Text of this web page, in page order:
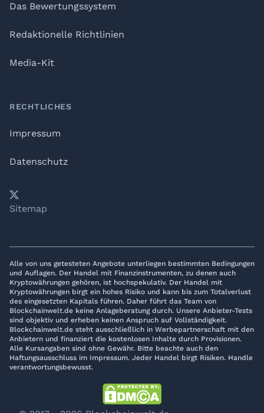
Das Bewertungssystem
Redaktionelle Richtlinien
Media-Kit
RECHTLICHES
Impressum
Datenschutz
YouTube
𝕏LinkedIn
Telegram
Sitemap
Alle von uns getesteten Angebote unterliegen bestimmten Bedingungen
und Auflagen. Der Handel mit Finanzinstrumenten, zu denen auch
Kryptowährungen gehören, ist hochspekulativ. Der Handel mit
Kryptowährungen birgt ein hohes Risiko und kann bis zum Totalverlust
des eingesetzten Kapitals führen. Daher führt das Team von
Blockchainwelt.de keine Anlageberatung durch. Unsere Anbieter-Tests
sind objektiv und erheben keinen Anspruch auf Vollständigkeit.
Blockchainwelt.de steht ausschließlich in Werbepartnerschaft mit den
Anbietern und finanziert die kostenlosen Inhalte durch Provisionen.
Alle Kursangaben sind ohne Gewähr. Bitte beachte auch den
Haftungsausschluss im Impressum. Jeder Handel birgt Risiken. Handle
verantwortungsbewusst.